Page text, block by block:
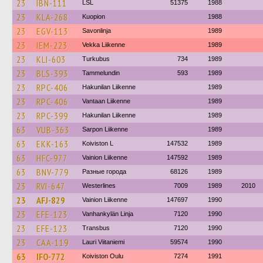
23 IBN-111 LSL 51375 1988
23 KLA-268 Kuopion 1988
23 EGV-113 Savonlinja 1989
23 IEM-223 Vekka Liikenne 1989
23 KLI-603 Turkubus 734 1989
23 BLS-393 Tammelundin 593 1989
23 RPC-406 Hakunilan Liikenne 1989
23 RPC-406 Vantaan Liikenne 1989
23 RPC-399 Hakunilan Liikenne 1989
63 VUB-363 Sarpon Liikenne 1989
63 EKK-163 Koiviston L 147532 1989
63 HFC-977 Vainion Liikenne 147592 1989
63 BNV-779 Разные города 68126 1989
23 RVI-647 Westerlines 7009 1989 2010
23 AFJ-829 Vainion Liikenne 147697 1990
23 EFE-123 Vanhankylän Linja 7120 1990
23 EFE-123 Transbus 7120 1990
23 CAA-119 Lauri Viitaniemi 59574 1990
63 IFO-772 Koiviston Oulu 7274 1991